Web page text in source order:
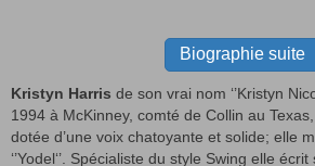
Biographie suite
Kristyn Harris de son vrai nom ‘’Kristyn
1994 à McKinney, comté de Collin au
dotée d’une voix chatoyante et solide; elle
‘’Yodel‘’. Spécialiste du style Swing elle